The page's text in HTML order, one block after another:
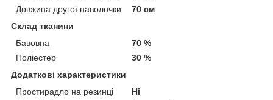
Довжина другої наволочки
70 см
Склад тканини
Бавовна
70 %
Поліестер
30 %
Додаткові характеристики
Простирадло на резинці
Ні